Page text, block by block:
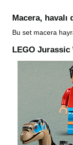
Macera,
Bu set macera
LEGO